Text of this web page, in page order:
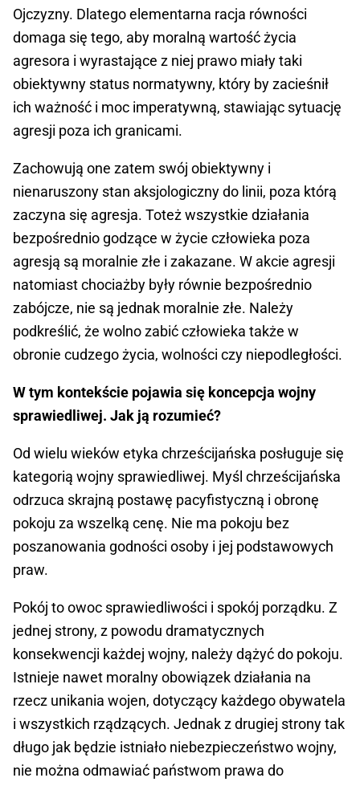
Ojczyzny. Dlatego elementarna racja równości
domaga się tego, aby moralną wartość życia
agresora i wyrastające z niej prawo miały taki
obiektywny status normatywny, który by zacieśnił
ich ważność i moc imperatywną, stawiając sytuację
agresji poza ich granicami.
Zachowują one zatem swój obiektywny i
nienaruszony stan aksjologiczny do linii, poza którą
zaczyna się agresja. Toteż wszystkie działania
bezpośrednio godzące w życie człowieka poza
agresją są moralnie złe i zakazane. W akcie agresji
natomiast chociażby były równie bezpośrednio
zabójcze, nie są jednak moralnie złe. Należy
podkreślić, że wolno zabić człowieka także w
obronie cudzego życia, wolności czy niepodległości.
W tym kontekście pojawia się koncepcja wojny
sprawiedliwej. Jak ją rozumieć?
Od wielu wieków etyka chrześcijańska posługuje się
kategorią wojny sprawiedliwej. Myśl chrześcijańska
odrzuca skrajną postawę pacyfistyczną i obronę
pokoju za wszelką cenę. Nie ma pokoju bez
poszanowania godności osoby i jej podstawowych
praw.
Pokój to owoc sprawiedliwości i spokój porządku. Z
jednej strony, z powodu dramatycznych
konsekwencji każdej wojny, należy dążyć do pokoju.
Istnieje nawet moralny obowiązek działania na
rzecz unikania wojen, dotyczący każdego obywatela
i wszystkich rządzących. Jednak z drugiej strony tak
długo jak będzie istniało niebezpieczeństwo wojny,
nie można odmawiać państwom prawa do